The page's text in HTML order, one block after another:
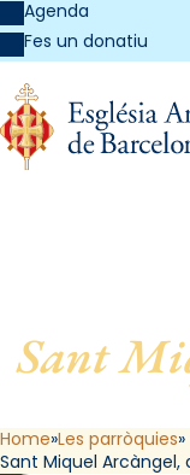
Agenda
Fes un donatiu
Sant
Santa
Home Les parròquies
Sant Miquel